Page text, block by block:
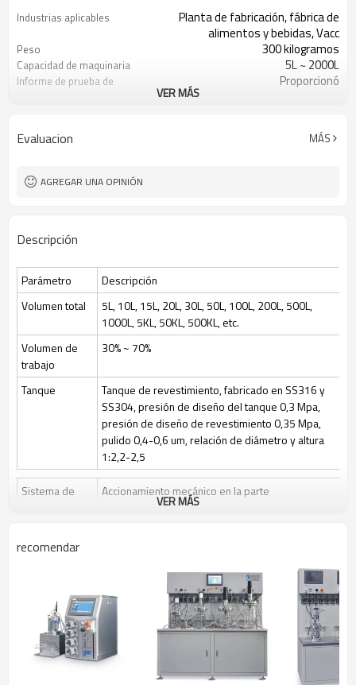
Industrias aplicables
Planta de fabricación, fábrica de
alimentos y bebidas, Vacc
Peso 300 kilogramos
Capacidad de maquinaria 5L ~ 2000L
Informe de prueba de
Proporcionó
bomba, recipiente a presión, PLC,
Puntos de venta clave Automático
Tratamiento
Condición
Volumen total
Recipiente de acero
inoxidable
Interior 316L, cubierta 304
Esterilización En el sitio
Sensor de oxígeno
disuelto
VER MÁS
Evaluacion MÁS
AGREGAR UNA OPINIÓN
Descripción
Parámetro
Descripción
Volumen total
5L, 10L, 15L, 20L, 30L, 50L, 100L, 200L, 500L,
1000L, 5KL, 50KL, 500KL, etc.
Volumen de
trabajo
30% ~ 70%
Tanque
Tanque de revestimiento, fabricado en SS316 y
SS304, presión de diseño del tanque 0,3 Mpa,
presión de diseño de revestimiento 0,35 Mpa,
pulido 0,4-0,6 um, relación de diámetro y altura
1:2,2-2,5
Sistema de
Accionamiento mecánico en la parte
superior/inferior o accionamiento magnético en la
Esterilización
Esterilización manual en el lugar (SIP), el control
automático por programa es opcional
Limpio
Limpieza en el lugar (CIP) mediante válvulas de
control y tuberías de bola rociadora + CIP
VER MÁS
recomendar